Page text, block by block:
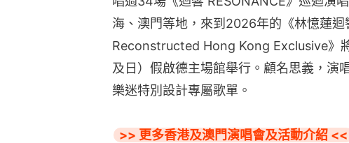
海、澳門等地，來到2026年的《林憶蓮
Reconstructed Hong Kong Exclusive》
及日）假啟德主場館舉行。顧名思義，演
樂迷特別設計專屬歌單。
>> 更多香港及澳門演唱會及活動介紹 <<